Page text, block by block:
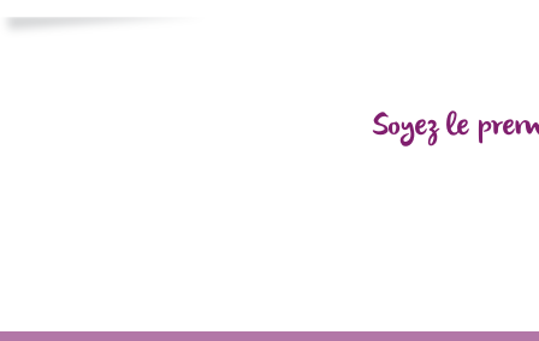
Soyez le